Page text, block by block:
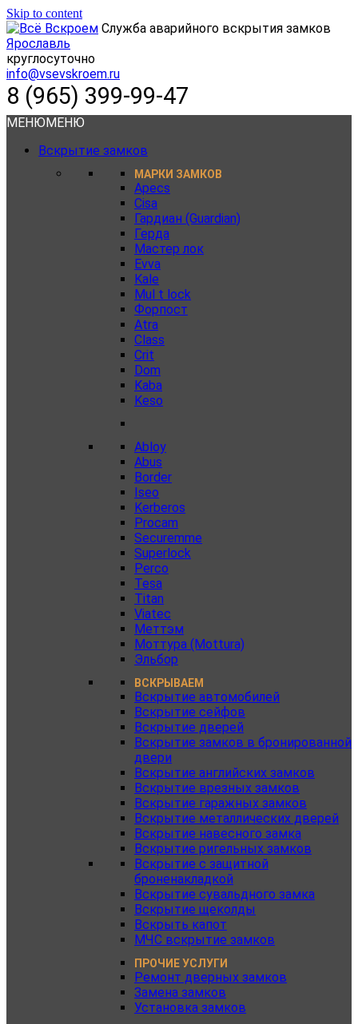
Skip to content
Служба аварийного вскрытия замков
Ярославль
круглосуточно
info@vsevskroem.ru
8 (965) 399-99-47
МЕНЮМЕНЮ
Вскрытие замков
МАРКИ ЗАМКОВ
Apecs
Cisa
Гардиан (Guardian)
Герда
Мастер лок
Evva
Kale
Mul t lock
Форпост
Atra
Class
Crit
Dom
Kaba
Keso
Abloy
Abus
Border
Iseo
Kerberos
Procam
Securemme
Superlock
Perco
Tesa
Titan
Viatec
Меттэм
Моттура (Mottura)
Эльбор
ВСКРЫВАЕМ
Вскрытие автомобилей
Вскрытие сейфов
Вскрытие дверей
Вскрытие замков в бронированной
двери
Вскрытие английских замков
Вскрытие врезных замков
Вскрытие гаражных замков
Вскрытие металлических дверей
Вскрытие навесного замка
Вскрытие ригельных замков
Вскрытие с защитной
броненакладкой
Вскрытие сувальдного замка
Вскрытие щеколды
Вскрыть капот
МЧС вскрытие замков
ПРОЧИЕ УСЛУГИ
Ремонт дверных замков
Замена замков
Установка замков